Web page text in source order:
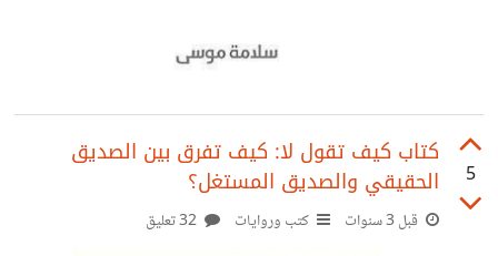
5
كتاب كيف تقول لا: كيف تفرق بين الصديق
الحقيقي والصديق المستغل؟
قبل 3 سنوات كتب وروايات